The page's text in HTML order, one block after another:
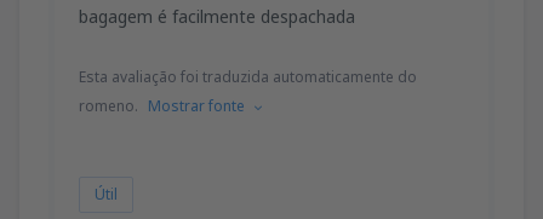
bagagem é facilmente despachada
Esta avaliação foi traduzida automaticamente do
romeno. Mostrar fonte
Útil